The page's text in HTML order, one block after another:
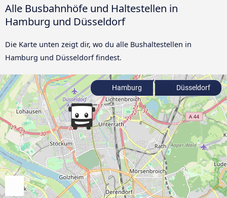
Alle Busbahnhöfe und Haltestellen in
Hamburg und Düsseldorf
Die Karte unten zeigt dir, wo du alle Bushaltestellen in
Hamburg und Düsseldorf findest.
Hamburg Düsseldorf